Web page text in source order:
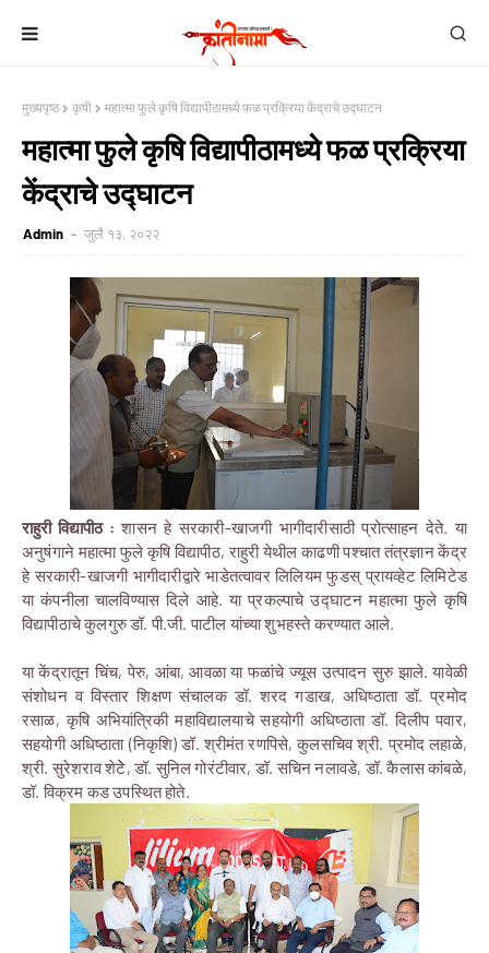
मुख्यपृष्ठ कृषी महात्मा फुले कृषि विद्यापीठामध्ये फळ प्रक्रिया केंद्राचे उद्घाटन
महात्मा फुले कृषि विद्यापीठामध्ये फळ प्रक्रिया
केंद्राचे उद्घाटन
Admin जुलै १३, २०२२
राहुरी विद्यापीठ:शासन हे सरकारी-खाजगी भागीदारीसाठी प्रोत्साहन देते. या
अनुषंगाने महात्मा फुले कृषि विद्यापीठ, राहुरी येथील काढणी पश्चात तंत्रज्ञान केंद्र
हे सरकारी-खाजगी भागीदारीद्वारे भाडेतत्वावर लिलियम फुडस् प्रायव्हेट लिमिटेड
या कंपनीला चालविण्यास दिले आहे. या प्रकल्पाचे उद्घाटन महात्मा फुले कृषि
विद्यापीठाचे कुलगुरु डॉ. पी.जी. पाटील यांच्या शुभहस्ते करण्यात आले.
या केंद्रातून चिंच, पेरु, आंबा, आवळा या फळांचे ज्यूस उत्पादन सुरु झाले. यावेळी
संशोधन व विस्तार शिक्षण संचालक डॉ. शरद गडाख, अधिष्ठाता डॉ. प्रमोद
रसाळ, कृषि अभियांत्रिकी महाविद्यालयाचे सहयोगी अधिष्ठाता डॉ. दिलीप पवार,
सहयोगी अधिष्ठाता (निकृशि) डॉ. श्रीमंत रणपिसे, कुलसचिव श्री. प्रमोद लहाळे,
श्री. सुरेशराव शेटेे, डॉ. सुनिल गोरंटीवार, डॉ. सचिन नलावडे, डॉ. कैलास कांबळे,
डॉ. विक्रम कड उपस्थित होते.